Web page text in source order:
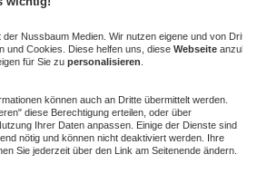
de.jobble.org